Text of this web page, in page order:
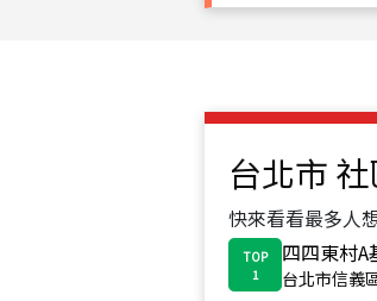
台北市
快來看看最多人
TOP
1
四四東村A
台北市信義